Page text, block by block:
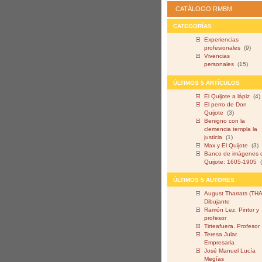
CATÁLOGO RMBM
CATEGORÍAS
Experiencias
profesionales (9)
Vivencias
personales (15)
ÚLTIMOS 5 ARTÍCULOS
El Quijote a lápiz (4)
El perro de Don
Quijote
(3)
Benigno con la
clemencia templa la
justicia
(1)
Max y El Quijote
(3)
Banco de imágenes
Quijote: 1605-1905
ÚLTIMOS 5 AUTORES
August Tharrats
Dibujante
Ramón Lez. Pintor y
profesor
Tirteafuera. Profesor
Teresa Jular.
Empresaria
José Manuel Lucía
Megías